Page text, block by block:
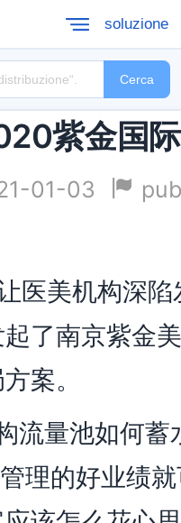
soluzione
Cerca
紫金国
01-03
美机构深陷
了南京紫金
案。
量池如何蓄
理的好业绩